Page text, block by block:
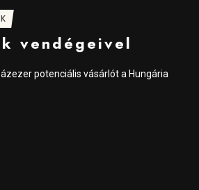
vendégeivel
potenciális vásárlót a Hungária